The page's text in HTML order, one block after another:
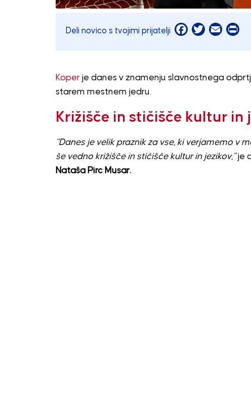
Deli novico s tvojimi prijatelji Facebook
Twitter
Email
Koperje danes v znamenju slavnostnega
starem mestnem jedru.
Križišče in stičišče kultur in
“Danes je velik praznik za vse, ki verjamemo v
še vedno križišče in stičišče kultur in jezikov,”je
Nataša Pirc Musar.